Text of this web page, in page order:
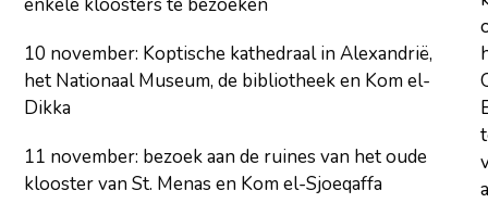
10 november: Koptische kathedraal in Alexandrië,
het Nationaal Museum, de bibliotheek en Kom el-
Dikka
11 november: bezoek aan de ruines van het oude
klooster van St. Menas en Kom el-Sjoeqaffa